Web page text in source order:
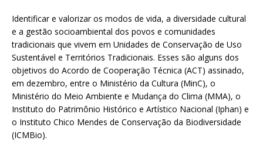
Identificar e valorizar os modos de vida, a diversidade cultural
e a gestão socioambiental dos povos e comunidades
tradicionais que vivem em Unidades de Conservação de Uso
Sustentável e Territórios Tradicionais. Esses são alguns dos
objetivos do Acordo de Cooperação Técnica (ACT) assinado,
em dezembro, entre o Ministério da Cultura (MinC), o
Ministério do Meio Ambiente e Mudança do Clima (MMA), o
Instituto do Patrimônio Histórico e Artístico Nacional (Iphan) e
o Instituto Chico Mendes de Conservação da Biodiversidade
(ICMBio).